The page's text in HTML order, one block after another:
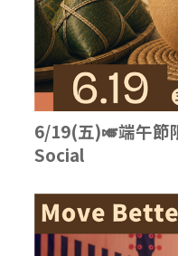
6/19(五)🎺端午節
Social